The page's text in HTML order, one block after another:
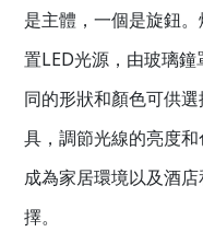
是主體，一個是旋鈕
置LED光源，由玻璃鐘
同的形狀和顏色可供
具，調節光線的亮度和
成為家居環境以及酒
擇。